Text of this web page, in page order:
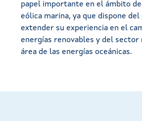
papel importante en el ámbito
eólica marina, ya que dispone
extender su experiencia en el
energías renovables y del sector
área de las energías oceánicas.